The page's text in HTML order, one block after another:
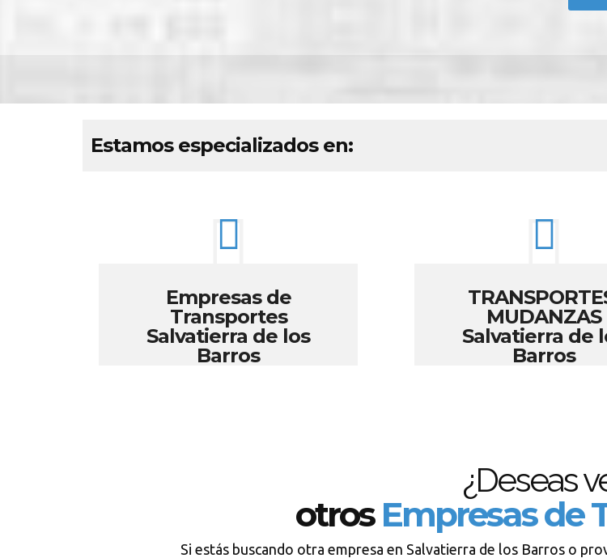
Estamos especializados en:
Empresas de
Transportes
Salvatierra de los
Barros
MUDANZAS
Salvatierra de
Barros
¿Deseas
otrosEmpresas de
Si estás buscando otra empresa en Salvatierra de los Barros o